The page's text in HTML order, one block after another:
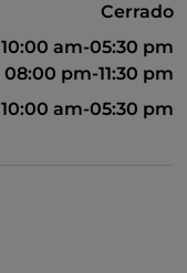
Cerrado
10:00 am-05:30 pm
08:00 pm-11:30 pm
10:00 am-05:30 pm